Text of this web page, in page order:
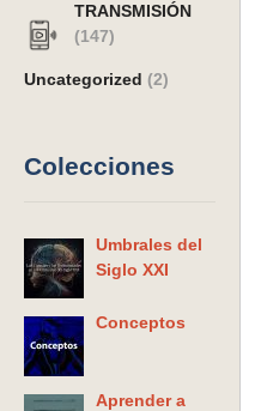
TRANSMISIÓN
(147)
Uncategorized (2)
Colecciones
Umbrales del
Siglo XXI
Conceptos
Aprender a